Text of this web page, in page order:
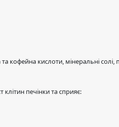
кислоти, мінеральні солі,
печінки та сприяє: